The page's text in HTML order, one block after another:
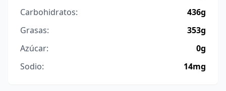
Carbohidratos:
436g
Grasas:
353g
Azúcar:
0g
Sodio:
14mg